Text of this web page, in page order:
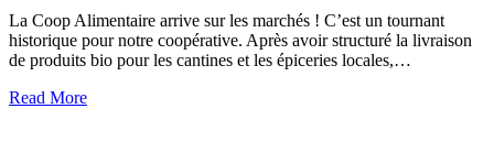
La Coop Alimentaire arrive sur les marchés ! C’est un tournant
historique pour notre coopérative. Après avoir structuré la livraison
de produits bio pour les cantines et les épiceries locales,…
Read Moreabout